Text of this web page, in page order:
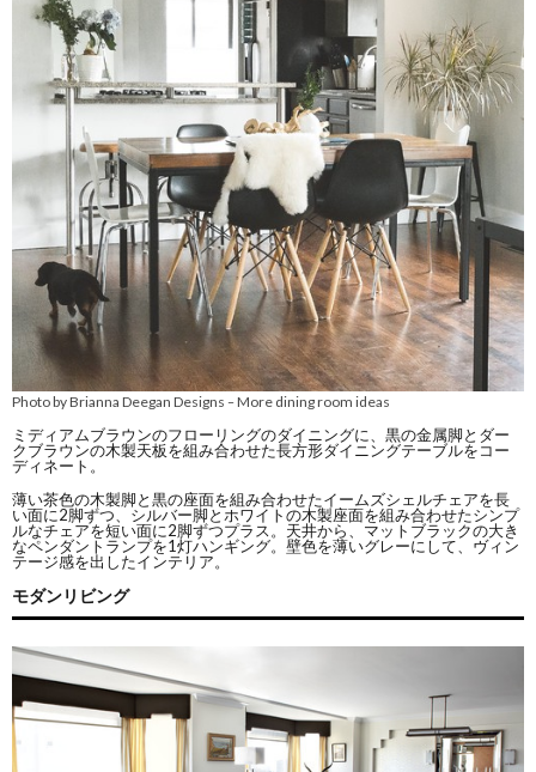
Photo by Brianna Deegan Designs –More dining room ideas
ミディアムブラウンのフローリングのダイニングに、黒の金属脚とダー
クブラウンの木製天板を組み合わせた長方形ダイニングテーブルをコー
ディネート。
薄い茶色の木製脚と黒の座面を組み合わせたイームズシェルチェアを長
い面に2脚ずつ、シルバー脚とホワイトの木製座面を組み合わせたシンプ
ルなチェアを短い面に2脚ずつプラス。天井から、マットブラックの大き
なペンダントランプを1灯ハンギング。壁色を薄いグレーにして、ヴィン
テージ感を出したインテリア。
モダンリビング